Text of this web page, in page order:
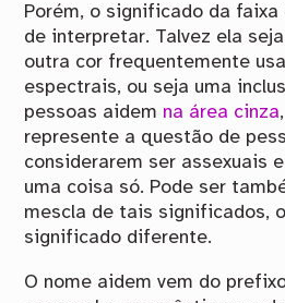
Porém, o significado da
de interpretar. Talvez ela
outra cor frequentemente
espectrais, ou seja uma
pessoas aidem na área cinza
represente a questão de
considerarem ser assexuais
uma coisa só. Pode ser
mescla de tais significados,
significado diferente.
O nome aidem vem do